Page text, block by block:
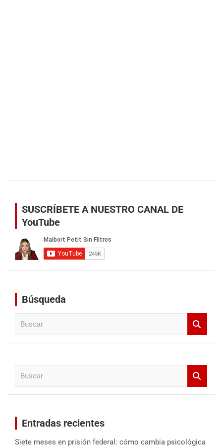
SUSCRÍBETE A NUESTRO CANAL DE
YouTube
Búsqueda
Entradas recientes
Siete meses en prisión federal: cómo cambia psicológica